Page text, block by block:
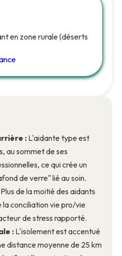
en zone rurale (déserts
: L'aidante type est
au sommet de ses
ce qui crée un
de verre" lié au soin.
Plus de la moitié des aidants
conciliation vie pro/vie
de stress rapporté.
:L'isolement est accentué
distance moyenne de 25 km